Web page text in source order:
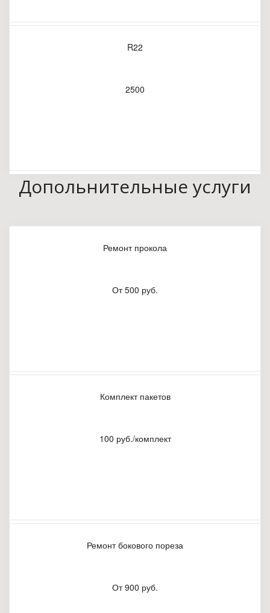
R22
2500
Допольнительные услуги
Ремонт прокола
От 500 руб.
Комплект пакетов
100 руб./комплект
Ремонт бокового пореза
От 900 руб.